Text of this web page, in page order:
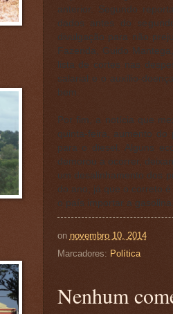
anterior. Segundo
dados antes do
divulgação para não
Fazenda, Guido
lista de cortes nas
salarial e o auxílio-
bem.
Por fim, a notícia que
quinta-feira, aumento
para o diesel. Alguns
demorou a ocorrer,
um desalinhamento dos
do ano, já que o correto
o país importar a
on novembro 10, 2014
Marcadores: Política
Nenhum